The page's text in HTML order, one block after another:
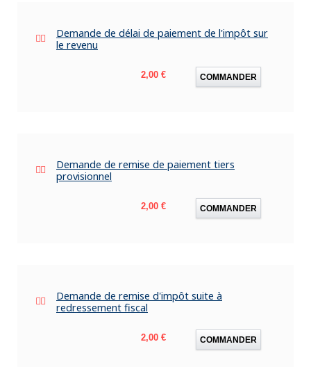
Demande de délai de paiement de l'impôt sur
le revenu
Prix
2,00 € COMMANDER
Demande de remise de paiement tiers
provisionnel
Prix
2,00 € COMMANDER
Demande de remise d'impôt suite à
redressement fiscal
Prix
2,00 € COMMANDER